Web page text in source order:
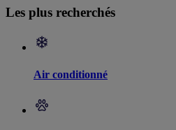
Les plus recherchés
Air conditionné